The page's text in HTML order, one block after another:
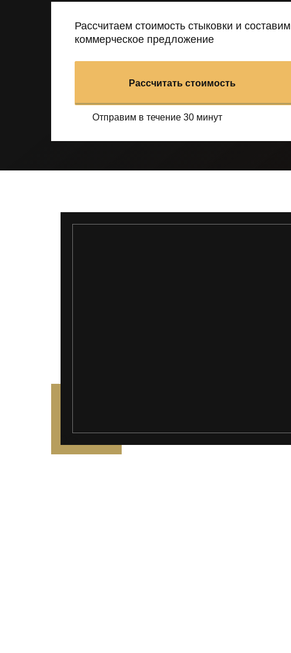
Рассчитаем стоимость стыковки и составим
коммерческое предложение
Рассчитать стоимость
Отправим в течение 30 минут